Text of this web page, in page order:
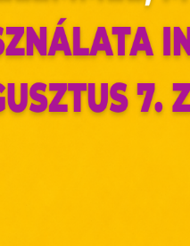
sok ezren
ahogy minden
sütiket használ
kat (továbbiakban
tárolnak webes
szolgáltatások,
egyes kérdéseiről
Unió előírásainak